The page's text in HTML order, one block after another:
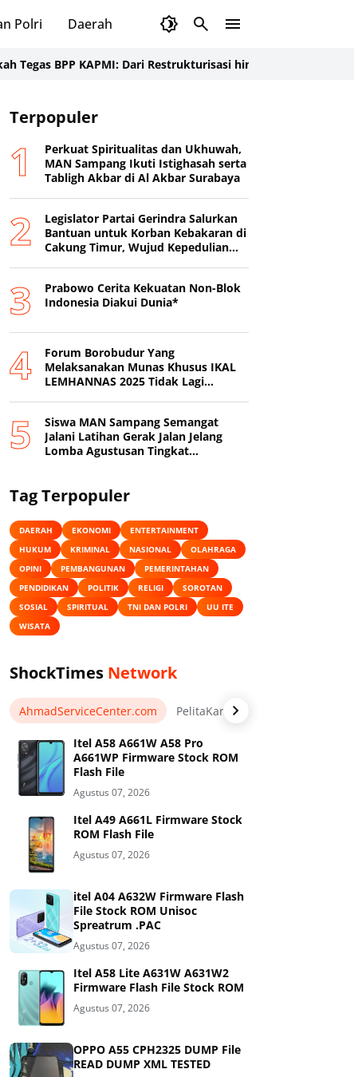
Polri Daerah
BPP KAPMI: Dari Restrukturisasi hingga Satgas MBG dan
Terpopuler
Perkuat Spiritualitas dan Ukhuwah,
MAN Sampang Ikuti Istighasah serta
Tabligh Akbar di Al Akbar Surabaya
Legislator Partai Gerindra Salurkan
Bantuan untuk Korban Kebakaran di
Cakung Timur, Wujud Kepedulian
Prabowo Cerita Kekuatan Non-Blok
Indonesia Diakui Dunia*
Forum Borobudur Yang
Melaksanakan Munas Khusus IKAL
LEMHANNAS 2025 Tidak Lagi
IKAL LEMHANNAS
Siswa MAN Sampang Semangat
Jalani Latihan Gerak Jalan Jelang
Lomba Agustusan Tingkat
Tag Terpopuler
DAERAH EKONOMI
ENTERTAINMENT
HUKUM
KRIMINAL NASIONAL
OLAHRAGA
OPINI
PEMBANGUNAN
PEMERINTAHAN
PENDIDIKAN
POLITIK RELIGI
SOROTAN
SOSIAL
SPIRITUAL TNI DAN POLRI
UU ITE
WISATA
ShockTimes Network
AhmadServiceCenter.com PelitaKarawang.com
Itel A58 A661W A58 Pro
A661WP Firmware Stock ROM
Flash File
Agustus 07, 2026
Itel A49 A661L Firmware Stock
ROM Flash File
Agustus 07, 2026
itel A04 A632W Firmware Flash
File Stock ROM Unisoc
Spreatrum .PAC
Agustus 07, 2026
Itel A58 Lite A631W A631W2
Firmware Flash File Stock ROM
Agustus 07, 2026
OPPO A55 CPH2325 DUMP File
READ DUMP XML TESTED